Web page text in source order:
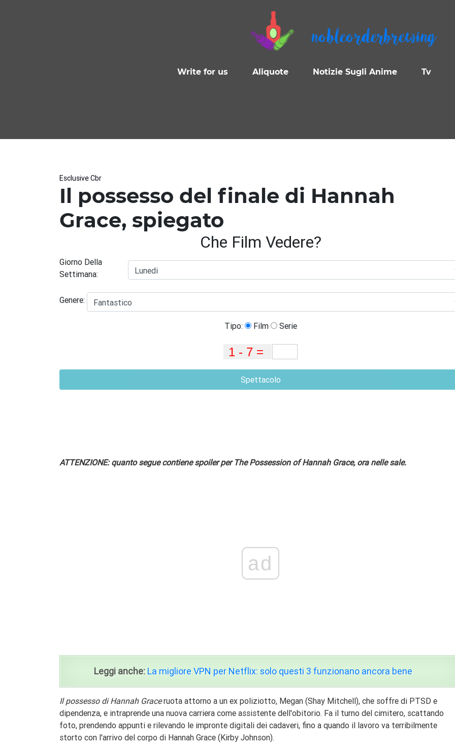
nobleorderbrewing
Write for us Aliquote Notizie Sugli Anime Tv
Esclusive Cbr
Il possesso del finale di Hannah
Grace, spiegato
Che Film Vedere?
Giorno Della
Settimana:
Genere:
Tipo: Film Serie
Spettacolo
ATTENZIONE: quanto segue contiene spoiler per The Possession of Hannah Grace, ora nelle sale.
ad
Leggi anche: La migliore VPN per Netflix: solo questi 3 funzionano ancora bene
Il possesso di Hannah Graceruota attorno a un ex poliziotto, Megan (Shay Mitchell), che soffre di PTSD e
dipendenza, e intraprende una nuova carriera come assistente dell'obitorio. Fa il turno del cimitero, scattando
foto, prendendo appunti e rilevando le impronte digitali dei cadaveri, fino a quando il lavoro va terribilmente
storto con l'arrivo del corpo di Hannah Grace (Kirby Johnson).